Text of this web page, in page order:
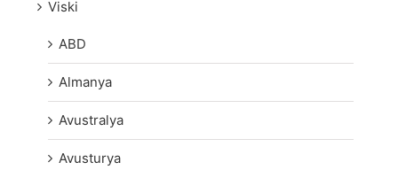
Viski
ABD
Almanya
Avustralya
Avusturya